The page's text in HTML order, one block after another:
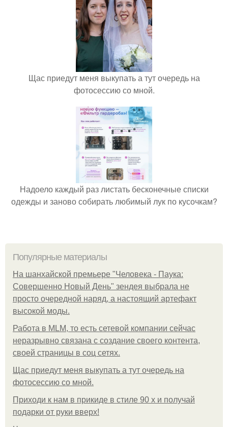
Щас приедут меня выкупать а тут очередь на
фотосессию со мной.
Надоело каждый раз листать бесконечные списки
одежды и заново собирать любимый лук по кусочкам?
Популярные материалы
На шанхайской премьере "Человека - Паука:
Совершенно Новый День" зендея выбрала не
просто очередной наряд, а настоящий артефакт
высокой моды.
Работа в MLM, то есть сетевой компании сейчас
неразрывно связана с создание своего контента,
своей страницы в соц сетях.
Щас приедут меня выкупать а тут очередь на
фотосессию со мной.
Приходи к нам в прикиде в стиле 90 х и получай
подарки от руки вверх!